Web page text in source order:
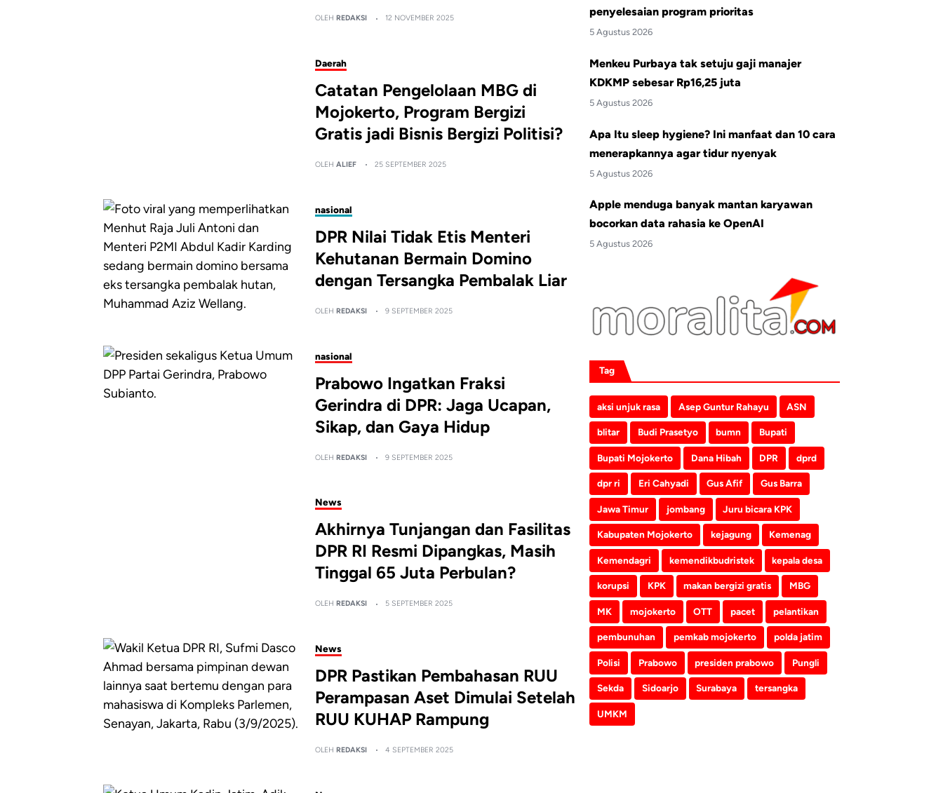
OLEH REDAKSI 12 NOVEMBER 2025
Daerah
Catatan Pengelolaan MBG di
Mojokerto, Program Bergizi
Gratis jadi Bisnis Bergizi Politisi?
OLEH ALIEF 25 SEPTEMBER 2025
nasional
DPR Nilai Tidak Etis Menteri
Kehutanan Bermain Domino
dengan Tersangka Pembalak Liar
OLEH REDAKSI 9 SEPTEMBER 2025
nasional
Prabowo Ingatkan Fraksi
Gerindra di DPR: Jaga Ucapan,
Sikap, dan Gaya Hidup
OLEH REDAKSI 9 SEPTEMBER 2025
News
Akhirnya Tunjangan dan Fasilitas
DPR RI Resmi Dipangkas, Masih
Tinggal 65 Juta Perbulan?
OLEH REDAKSI 5 SEPTEMBER 2025
News
DPR Pastikan Pembahasan RUU
Perampasan Aset Dimulai Setelah
RUU KUHAP Rampung
OLEH REDAKSI 4 SEPTEMBER 2025
penyelesaian program prioritas
5 Agustus 2026
Menkeu Purbaya tak setuju gaji manajer
KDKMP sebesar Rp16,25 juta
5 Agustus 2026
Apa Itu sleep hygiene? Ini manfaat dan 10 cara
menerapkannya agar tidur nyenyak
5 Agustus 2026
Apple menduga banyak mantan karyawan
bocorkan data rahasia ke OpenAI
5 Agustus 2026
Tag
aksi unjuk rasa Asep Guntur Rahayu ASN
blitar Budi Prasetyo bumn Bupati
Bupati Mojokerto Dana Hibah DPR dprd
dpr ri Eri Cahyadi Gus Afif Gus Barra
Jawa Timur jombang Juru bicara KPK
Kabupaten Mojokerto kejagung Kemenag
Kemendagri kemendikbudristek kepala desa
korupsi KPK makan bergizi gratis MBG
MK mojokerto OTT pacet pelantikan
pembunuhan pemkab mojokerto polda jatim
Polisi Prabowo presiden prabowo Pungli
Sekda Sidoarjo Surabaya tersangka
UMKM